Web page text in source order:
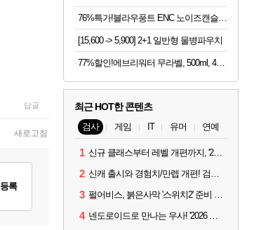
답글
새로고침
등록
[15,600 -> 5,900] 2+1 일반형 물병파우치
77%할인!에브리워터 무라벨, 500ml, 40개
최근 HOT한 콘텐츠
검사 게임 IT 유머 연예
1 신규 클래스부터 레벨 개편까지, '2026 검은사막 하이델 연회' 총정리
2 신캐 출시와 경험치/만렙 개편! 검사 2026 하이델 연회 모아보기
3 펄어비스, 붉은사막 '스위치2' 준비 중... 도깨비는 28년 목표
4 넨도로이드로 만나는 우사! '2026 하이델 연회' 막바지 깜짝 공개